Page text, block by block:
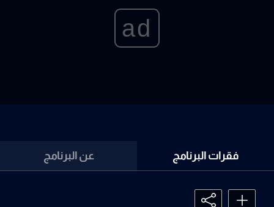
ad
فقرات البرنامج عن البرنامج